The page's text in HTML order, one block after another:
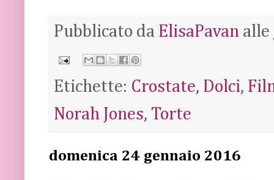
Pubblicato da ElisaPavan alle
Etichette: Crostate, Dolci,
Norah Jones, Torte
domenica 24 gennaio 2016